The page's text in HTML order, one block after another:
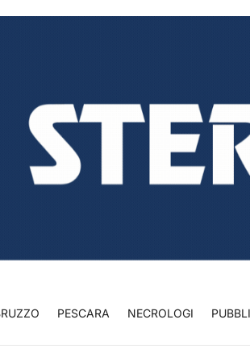
PESCARA NECROLOGI